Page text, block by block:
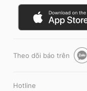
Theo dõi báo trên
Hotline